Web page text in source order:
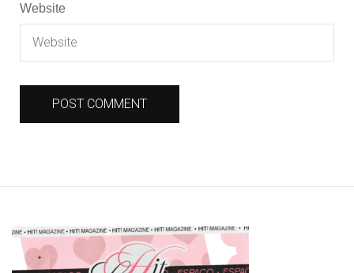
Website